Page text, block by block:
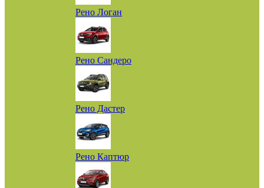
Рено Логан
Рено Сандеро
Рено Дастер
Рено Каптюр